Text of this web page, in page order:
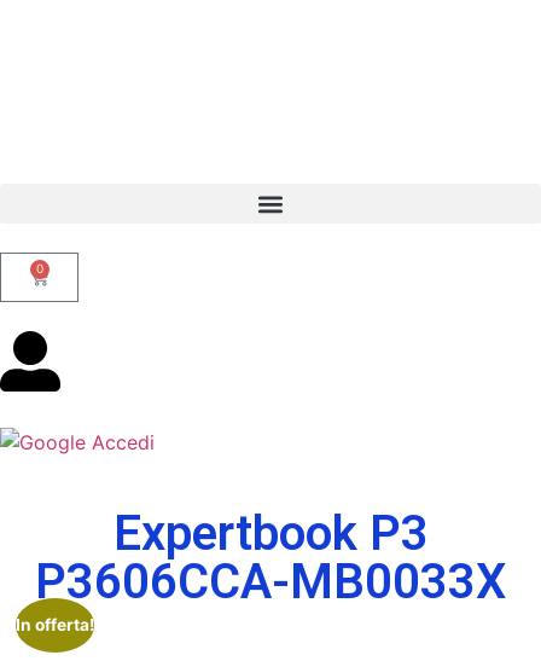
0
Accedi
Expertbook P3
P3606CCA-MB0033X
In offerta!